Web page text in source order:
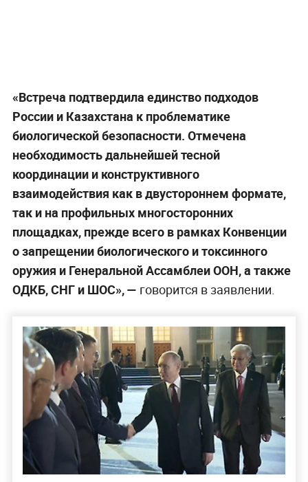
«Встреча подтвердила единство подходов
России и Казахстана к проблематике
биологической безопасности. Отмечена
необходимость дальнейшей тесной
координации и конструктивного
взаимодействия как в двустороннем формате,
так и на профильных многосторонних
площадках, прежде всего в рамках Конвенции
о запрещении биологического и токсинного
оружия и Генеральной Ассамблеи ООН, а также
ОДКБ, СНГ и ШОС», — говорится в заявлении.